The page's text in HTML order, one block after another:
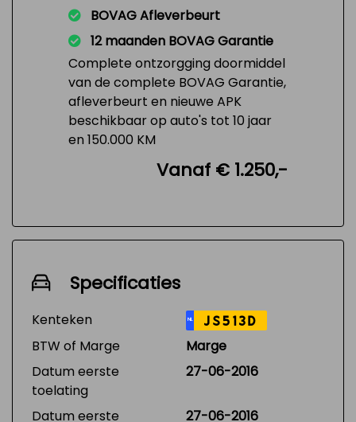
BOVAG Afleverbeurt
12 maanden BOVAG Garantie
Complete ontzorgging doormiddel
van de complete BOVAG Garantie,
afleverbeurt en nieuwe APK
beschikbaar op auto's tot 10 jaar
en 150.000 KM
Vanaf € 1.250,-
Specificaties
Kenteken NL JS513D
BTW of Marge
Marge
Datum eerste
toelating
27-06-2016
Datum eerste
27-06-2016